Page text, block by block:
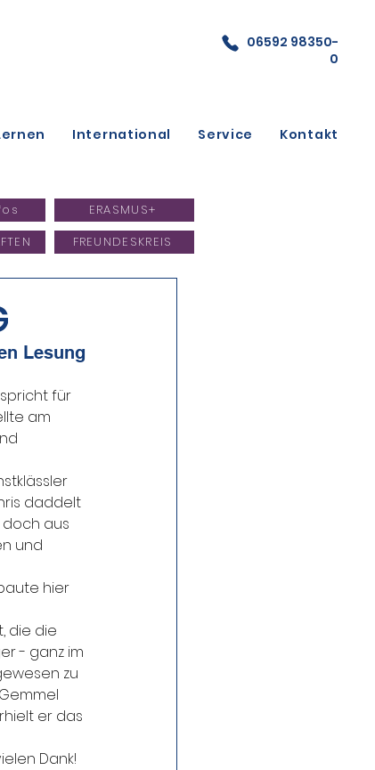
06592 98350-
0
International Service Kontakt
ERASMUS+
FREUNDESKREIS
Lesung
für
am
daddelt
aus
und
hier
die die
- ganz im
zu
er das
Dank!